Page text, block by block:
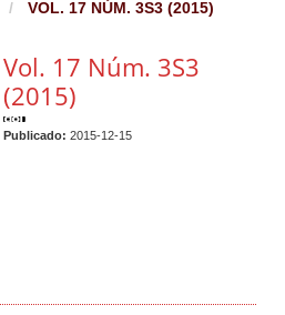
VOL. 17 NÚM. 3S3 (2015)
Vol. 17 Núm. 3S3
(2015)
Publicado:2015-12-15